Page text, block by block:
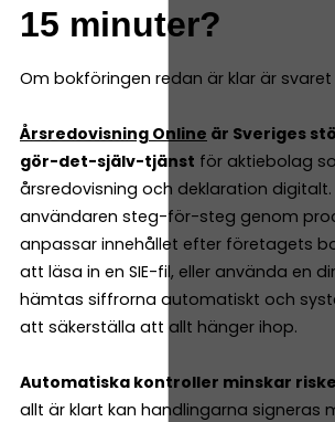
15 minuter?
Om bokföringen redan är klar är
Årsredovisning Online är Sveriges
gör-det-själv-tjänst för aktiebolag
årsredovisning och deklaration
användaren steg-för-steg genom
anpassar innehållet efter företagets
att läsa in en SIE-fil, eller använda en
hämtas siffrorna automatiskt och
att säkerställa att allt hänger ihop.
Automatiska kontroller minskar
allt är klart kan handlingarna signeras